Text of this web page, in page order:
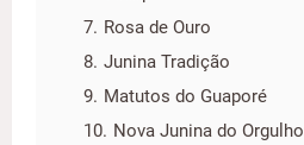
Rosa de Ouro
Junina Tradição
Matutos do Guaporé
Nova Junina do Orgulho